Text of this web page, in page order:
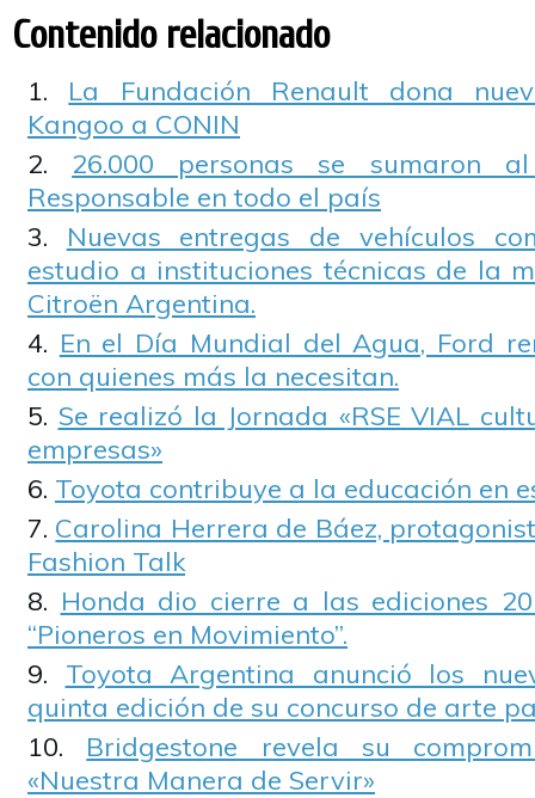
Contenido relacionado
La Fundación Renault dona
Kangoo a CONIN
26.000 personas se sumaron
Responsable en todo el país
Nuevas entregas de vehículos
estudio a instituciones técnicas de la
Citroën Argentina.
En el Día Mundial del Agua, Ford
con quienes más la necesitan.
Se realizó la Jornada «RSE VIAL
empresas»
Toyota contribuye a la educación en
Carolina Herrera de Báez,
Fashion Talk
Honda dio cierre a las ediciones
“Pioneros en Movimiento”.
Toyota Argentina anunció los
quinta edición de su concurso de arte
Bridgestone revela su
«Nuestra Manera de Servir»